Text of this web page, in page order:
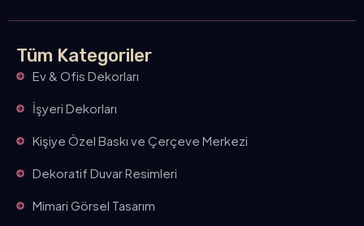
Tüm Kategoriler
Ev & Ofis Dekorları
İşyeri Dekorları
Kişiye Özel Baskı ve Çerçeve Merkezi
Dekoratif Duvar Resimleri
Mimari Görsel Tasarım